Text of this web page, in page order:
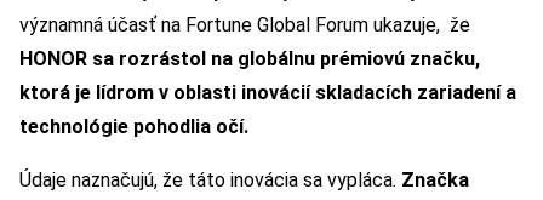
významná účasť na Fortune Global Forum ukazuje, že
HONOR sa rozrástol na globálnu prémiovú značku,
ktorá je lídrom v oblasti inovácií skladacích zariadení a
technológie pohodlia očí.
Údaje naznačujú, že táto inovácia sa vypláca. Značka